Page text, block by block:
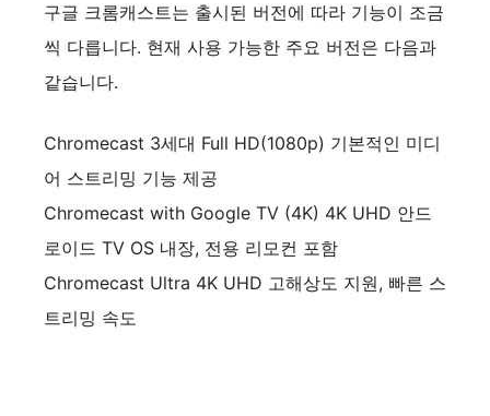
구글 크롬캐스트는 출시된 버전에 따라 기능이 조금
씩 다릅니다. 현재 사용 가능한 주요 버전은 다음과
같습니다.
Chromecast 3세대 Full HD(1080p) 기본적인 미디
어 스트리밍 기능 제공
Chromecast with Google TV (4K) 4K UHD 안드
로이드 TV OS 내장, 전용 리모컨 포함
Chromecast Ultra 4K UHD 고해상도 지원, 빠른 스
트리밍 속도